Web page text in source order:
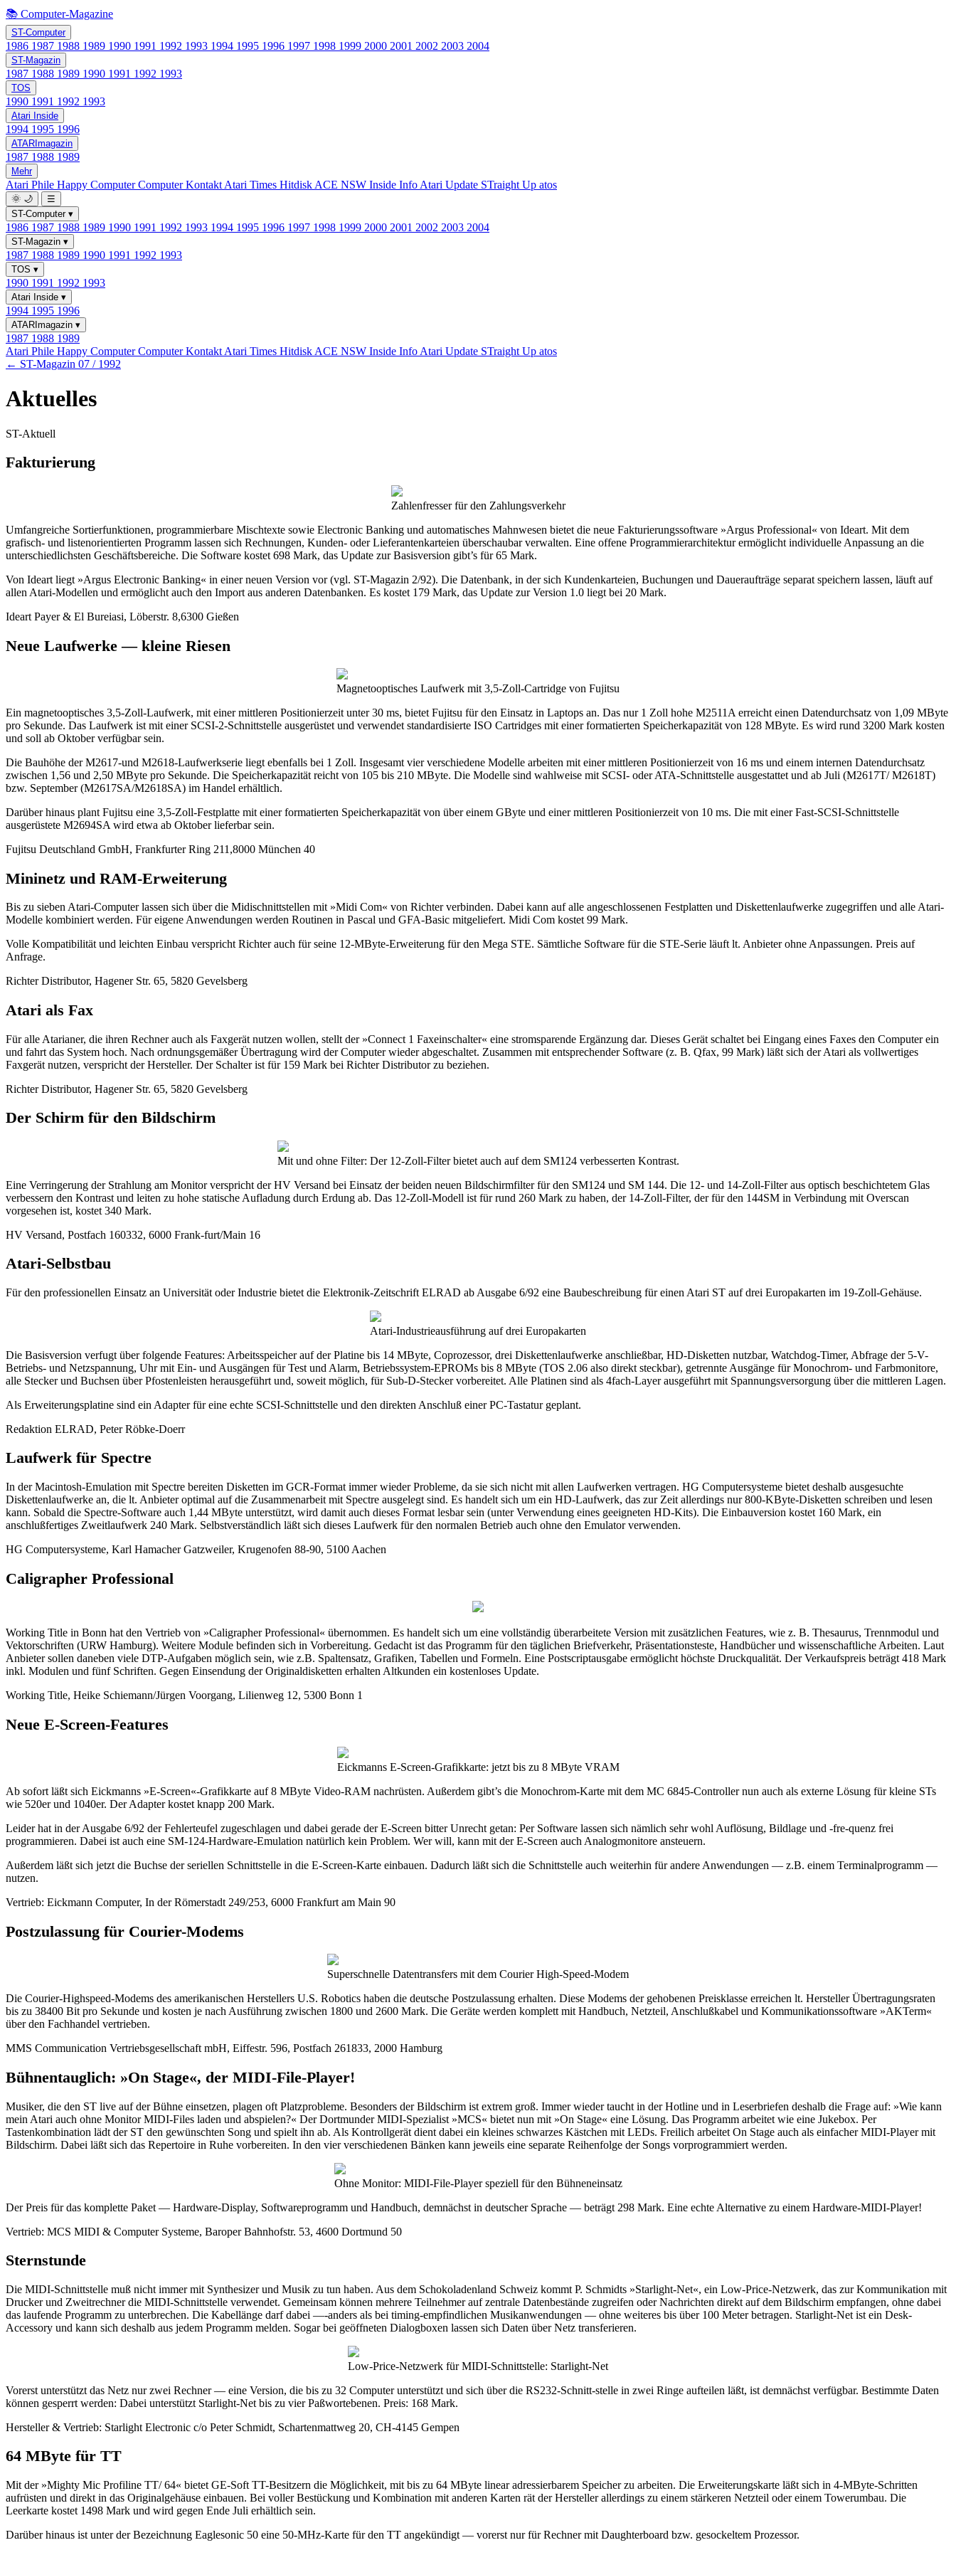
📚 Computer-Magazine
ST-Computer
1986 1987 1988 1989 1990 1991 1992 1993 1994 1995 1996 1997 1998 1999 2000 2001 2002 2003 2004
ST-Magazin
1987 1988 1989 1990 1991 1992 1993
TOS
1990 1991 1992 1993
Atari Inside
1994 1995 1996
ATARImagazin
1987 1988 1989
Mehr
Atari Phile Happy ComputerComputer Kontakt Atari Times Hitdisk ACE NSW Inside Info Atari Update STraight Up atos
🌞 🌙
☰
ST-Computer ▾
1986 1987 1988 1989 1990 1991 1992 1993 1994 1995 1996 1997 1998 1999 2000 2001 2002 2003 2004
ST-Magazin ▾
1987 1988 1989 1990 1991 1992 1993
TOS ▾
1990 1991 1992 1993
Atari Inside ▾
1994 1995 1996
ATARImagazin ▾
1987 1988 1989
Atari Phile Happy ComputerComputer Kontakt Atari Times Hitdisk ACE NSW Inside Info Atari Update STraight Up atos
← ST-Magazin 07 / 1992
Aktuelles
ST-Aktuell
Fakturierung
Zahlenfresser für den Zahlungsverkehr
Umfangreiche Sortierfunktionen, programmierbare Mischtexte sowie Electronic Banking und automatisches Mahnwesen bietet die neue Fakturierungssoftware »Argus Professional« von Ideart. Mit dem
grafisch- und listenorientierten Programm lassen sich Rechnungen, Kunden- oder Lieferantenkarteien überschaubar verwalten. Eine offene Programmierarchitektur ermöglicht individuelle Anpassung an die
unterschiedlichsten Geschäftsbereiche. Die Software kostet 698 Mark, das Update zur Basisversion gibt’s für 65 Mark.
Von Ideart liegt »Argus Electronic Banking« in einer neuen Version vor (vgl. ST-Magazin 2/92). Die Datenbank, in der sich Kundenkarteien, Buchungen und Daueraufträge separat speichern lassen, läuft auf
allen Atari-Modellen und ermöglicht auch den Import aus anderen Datenbanken. Es kostet 179 Mark, das Update zur Version 1.0 liegt bei 20 Mark.
Ideart Payer & El Bureiasi, Löberstr. 8,6300 Gießen
Neue Laufwerke — kleine Riesen
Magnetooptisches Laufwerk mit 3,5-Zoll-Cartridge von Fujitsu
Ein magnetooptisches 3,5-Zoll-Laufwerk, mit einer mittleren Positionierzeit unter 30 ms, bietet Fujitsu für den Einsatz in Laptops an. Das nur 1 Zoll hohe M2511A erreicht einen Datendurchsatz von 1,09 MByte
pro Sekunde. Das Laufwerk ist mit einer SCSI-2-Schnittstelle ausgerüstet und verwendet standardisierte ISO Cartridges mit einer formatierten Speicherkapazität von 128 MByte. Es wird rund 3200 Mark kosten
und soll ab Oktober verfügbar sein.
Die Bauhöhe der M2617-und M2618-Laufwerkserie liegt ebenfalls bei 1 Zoll. Insgesamt vier verschiedene Modelle arbeiten mit einer mittleren Positionierzeit von 16 ms und einem internen Datendurchsatz
zwischen 1,56 und 2,50 MByte pro Sekunde. Die Speicherkapazität reicht von 105 bis 210 MByte. Die Modelle sind wahlweise mit SCSI- oder ATA-Schnittstelle ausgestattet und ab Juli (M2617T/ M2618T)
bzw. September (M2617SA/M2618SA) im Handel erhältlich.
Darüber hinaus plant Fujitsu eine 3,5-Zoll-Festplatte mit einer formatierten Speicherkapazität von über einem GByte und einer mittleren Positionierzeit von 10 ms. Die mit einer Fast-SCSI-Schnittstelle
ausgerüstete M2694SA wird etwa ab Oktober lieferbar sein.
Fujitsu Deutschland GmbH, Frankfurter Ring 211,8000 München 40
Mininetz und RAM-Erweiterung
Bis zu sieben Atari-Computer lassen sich über die Midischnittstellen mit »Midi Com« von Richter verbinden. Dabei kann auf alle angeschlossenen Festplatten und Diskettenlaufwerke zugegriffen und alle Atari-
Modelle kombiniert werden. Für eigene Anwendungen werden Routinen in Pascal und GFA-Basic mitgeliefert. Midi Com kostet 99 Mark.
Volle Kompatibilität und leichten Einbau verspricht Richter auch für seine 12-MByte-Erweiterung für den Mega STE. Sämtliche Software für die STE-Serie läuft lt. Anbieter ohne Anpassungen. Preis auf
Anfrage.
Richter Distributor, Hagener Str. 65, 5820 Gevelsberg
Atari als Fax
Für alle Atarianer, die ihren Rechner auch als Faxgerät nutzen wollen, stellt der »Connect 1 Faxeinschalter« eine stromsparende Ergänzung dar. Dieses Gerät schaltet bei Eingang eines Faxes den Computer ein
und fahrt das System hoch. Nach ordnungsgemäßer Übertragung wird der Computer wieder abgeschaltet. Zusammen mit entsprechender Software (z. B. Qfax, 99 Mark) läßt sich der Atari als vollwertiges
Faxgerät nutzen, verspricht der Hersteller. Der Schalter ist für 159 Mark bei Richter Distributor zu beziehen.
Richter Distributor, Hagener Str. 65, 5820 Gevelsberg
Der Schirm für den Bildschirm
Mit und ohne Filter: Der 12-Zoll-Filter bietet auch auf dem SM124 verbesserten Kontrast.
Eine Verringerung der Strahlung am Monitor verspricht der HV Versand bei Einsatz der beiden neuen Bildschirmfilter für den SM124 und SM 144. Die 12- und 14-Zoll-Filter aus optisch beschichtetem Glas
verbessern den Kontrast und leiten zu hohe statische Aufladung durch Erdung ab. Das 12-Zoll-Modell ist für rund 260 Mark zu haben, der 14-Zoll-Filter, der für den 144SM in Verbindung mit Overscan
vorgesehen ist, kostet 340 Mark.
HV Versand, Postfach 160332, 6000 Frank-furt/Main 16
Atari-Selbstbau
Für den professionellen Einsatz an Universität oder Industrie bietet die Elektronik-Zeitschrift ELRAD ab Ausgabe 6/92 eine Baubeschreibung für einen Atari ST auf drei Europakarten im 19-Zoll-Gehäuse.
Atari-Industrieausführung auf drei Europakarten
Die Basisversion verfugt über folgende Features: Arbeitsspeicher auf der Platine bis 14 MByte, Coprozessor, drei Diskettenlaufwerke anschließbar, HD-Disketten nutzbar, Watchdog-Timer, Abfrage der 5-V-
Betriebs- und Netzspannung, Uhr mit Ein- und Ausgängen für Test und Alarm, Betriebssystem-EPROMs bis 8 MByte (TOS 2.06 also direkt steckbar), getrennte Ausgänge für Monochrom- und Farbmonitore,
alle Stecker und Buchsen über Pfostenleisten herausgeführt und, soweit möglich, für Sub-D-Stecker vorbereitet. Alle Platinen sind als 4fach-Layer ausgeführt mit Spannungsversorgung über die mittleren Lagen.
Als Erweiterungsplatine sind ein Adapter für eine echte SCSI-Schnittstelle und den direkten Anschluß einer PC-Tastatur geplant.
Redaktion ELRAD, Peter Röbke-Doerr
Laufwerk für Spectre
In der Macintosh-Emulation mit Spectre bereiten Disketten im GCR-Format immer wieder Probleme, da sie sich nicht mit allen Laufwerken vertragen. HG Computersysteme bietet deshalb ausgesuchte
Diskettenlaufwerke an, die lt. Anbieter optimal auf die Zusammenarbeit mit Spectre ausgelegt sind. Es handelt sich um ein HD-Laufwerk, das zur Zeit allerdings nur 800-KByte-Disketten schreiben und lesen
kann. Sobald die Spectre-Software auch 1,44 MByte unterstützt, wird damit auch dieses Format lesbar sein (unter Verwendung eines geeigneten HD-Kits). Die Einbauversion kostet 160 Mark, ein
anschlußfertiges Zweitlaufwerk 240 Mark. Selbstverständlich läßt sich dieses Laufwerk für den normalen Betrieb auch ohne den Emulator verwenden.
HG Computersysteme, Karl Hamacher Gatzweiler, Krugenofen 88-90, 5100 Aachen
Caligrapher Professional
Working Title in Bonn hat den Vertrieb von »Caligrapher Professional« übernommen. Es handelt sich um eine vollständig überarbeitete Version mit zusätzlichen Features, wie z. B. Thesaurus, Trennmodul und
Vektorschriften (URW Hamburg). Weitere Module befinden sich in Vorbereitung. Gedacht ist das Programm für den täglichen Briefverkehr, Präsentationsteste, Handbücher und wissenschaftliche Arbeiten. Laut
Anbieter sollen daneben viele DTP-Aufgaben möglich sein, wie z.B. Spaltensatz, Grafiken, Tabellen und Formeln. Eine Postscriptausgabe ermöglicht höchste Druckqualität. Der Verkaufspreis beträgt 418 Mark
inkl. Modulen und fünf Schriften. Gegen Einsendung der Originaldisketten erhalten Altkunden ein kostenloses Update.
Working Title, Heike Schiemann/Jürgen Voorgang, Lilienweg 12, 5300 Bonn 1
Neue E-Screen-Features
Eickmanns E-Screen-Grafikkarte: jetzt bis zu 8 MByte VRAM
Ab sofort läßt sich Eickmanns »E-Screen«-Grafikkarte auf 8 MByte Video-RAM nachrüsten. Außerdem gibt’s die Monochrom-Karte mit dem MC 6845-Controller nun auch als externe Lösung für kleine STs
wie 520er und 1040er. Der Adapter kostet knapp 200 Mark.
Leider hat in der Ausgabe 6/92 der Fehlerteufel zugeschlagen und dabei gerade der E-Screen bitter Unrecht getan: Per Software lassen sich nämlich sehr wohl Auflösung, Bildlage und -fre-quenz frei
programmieren. Dabei ist auch eine SM-124-Hardware-Emulation natürlich kein Problem. Wer will, kann mit der E-Screen auch Analogmonitore ansteuern.
Außerdem läßt sich jetzt die Buchse der seriellen Schnittstelle in die E-Screen-Karte einbauen. Dadurch läßt sich die Schnittstelle auch weiterhin für andere Anwendungen — z.B. einem Terminalprogramm —
nutzen.
Vertrieb: Eickmann Computer, In der Römerstadt 249/253, 6000 Frankfurt am Main 90
Postzulassung für Courier-Modems
Superschnelle Datentransfers mit dem Courier High-Speed-Modem
Die Courier-Highspeed-Modems des amerikanischen Herstellers U.S. Robotics haben die deutsche Postzulassung erhalten. Diese Modems der gehobenen Preisklasse erreichen lt. Hersteller Übertragungsraten
bis zu 38400 Bit pro Sekunde und kosten je nach Ausführung zwischen 1800 und 2600 Mark. Die Geräte werden komplett mit Handbuch, Netzteil, Anschlußkabel und Kommunikationssoftware »AKTerm«
über den Fachhandel vertrieben.
MMS Communication Vertriebsgesellschaft mbH, Eiffestr. 596, Postfach 261833, 2000 Hamburg
Bühnentauglich: »On Stage«, der MIDI-File-Player!
Musiker, die den ST live auf der Bühne einsetzen, plagen oft Platzprobleme. Besonders der Bildschirm ist extrem groß. Immer wieder taucht in der Hotline und in Leserbriefen deshalb die Frage auf: »Wie kann
mein Atari auch ohne Monitor MIDI-Files laden und abspielen?« Der Dortmunder MIDI-Spezialist »MCS« bietet nun mit »On Stage« eine Lösung. Das Programm arbeitet wie eine Jukebox. Per
Tastenkombination lädt der ST den gewünschten Song und spielt ihn ab. Als Kontrollgerät dient dabei ein kleines schwarzes Kästchen mit LEDs. Freilich arbeitet On Stage auch als einfacher MIDI-Player mit
Bildschirm. Dabei läßt sich das Repertoire in Ruhe vorbereiten. In den vier verschiedenen Bänken kann jeweils eine separate Reihenfolge der Songs vorprogrammiert werden.
Ohne Monitor: MIDI-File-Player speziell für den Bühneneinsatz
Der Preis für das komplette Paket — Hardware-Display, Softwareprogramm und Handbuch, demnächst in deutscher Sprache — beträgt 298 Mark. Eine echte Alternative zu einem Hardware-MIDI-Player!
Vertrieb: MCS MIDI & Computer Systeme, Baroper Bahnhofstr. 53, 4600 Dortmund 50
Sternstunde
Die MIDI-Schnittstelle muß nicht immer mit Synthesizer und Musik zu tun haben. Aus dem Schokoladenland Schweiz kommt P. Schmidts »Starlight-Net«, ein Low-Price-Netzwerk, das zur Kommunikation mit
Drucker und Zweitrechner die MIDI-Schnittstelle verwendet. Gemeinsam können mehrere Teilnehmer auf zentrale Datenbestände zugreifen oder Nachrichten direkt auf dem Bildschirm empfangen, ohne dabei
das laufende Programm zu unterbrechen. Die Kabellänge darf dabei —-anders als bei timing-empfindlichen Musikanwendungen — ohne weiteres bis über 100 Meter betragen. Starlight-Net ist ein Desk-
Accessory und kann sich deshalb aus jedem Programm melden. Sogar bei geöffneten Dialogboxen lassen sich Daten über Netz transferieren.
Low-Price-Netzwerk für MIDI-Schnittstelle: Starlight-Net
Vorerst unterstützt das Netz nur zwei Rechner — eine Version, die bis zu 32 Computer unterstützt und sich über die RS232-Schnitt-stelle in zwei Ringe aufteilen läßt, ist demnächst verfügbar. Bestimmte Daten
können gesperrt werden: Dabei unterstützt Starlight-Net bis zu vier Paßwortebenen. Preis: 168 Mark.
Hersteller & Vertrieb: Starlight Electronic c/o Peter Schmidt, Schartenmattweg 20, CH-4145 Gempen
64 MByte für TT
Mit der »Mighty Mic Profiline TT/ 64« bietet GE-Soft TT-Besitzern die Möglichkeit, mit bis zu 64 MByte linear adressierbarem Speicher zu arbeiten. Die Erweiterungskarte läßt sich in 4-MByte-Schritten
aufrüsten und direkt in das Originalgehäuse einbauen. Bei voller Bestückung und Kombination mit anderen Karten rät der Hersteller allerdings zu einem stärkeren Netzteil oder einem Towerumbau. Die
Leerkarte kostet 1498 Mark und wird gegen Ende Juli erhältlich sein.
Darüber hinaus ist unter der Bezeichnung Eaglesonic 50 eine 50-MHz-Karte für den TT angekündigt — vorerst nur für Rechner mit Daughterboard bzw. gesockeltem Prozessor.